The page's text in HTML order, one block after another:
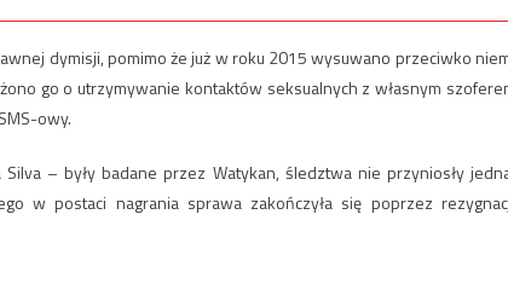
dymisji, pomimo że już w roku 2015 wysuwano przeciwko
go o utrzymywanie kontaktów seksualnych z własnym
owy.
– były badane przez Watykan, śledztwa nie przyniosły
w postaci nagrania sprawa zakończyła się poprzez